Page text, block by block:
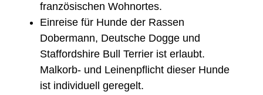
französischen Wohnortes.
Einreise für Hunde der Rassen
Dobermann, Deutsche Dogge und
Staffordshire Bull Terrier ist erlaubt.
Malkorb- und Leinenpflicht dieser Hunde
ist individuell geregelt.